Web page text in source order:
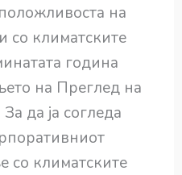
на
со климатските
година
на Преглед на
да ја согледа
со климатските